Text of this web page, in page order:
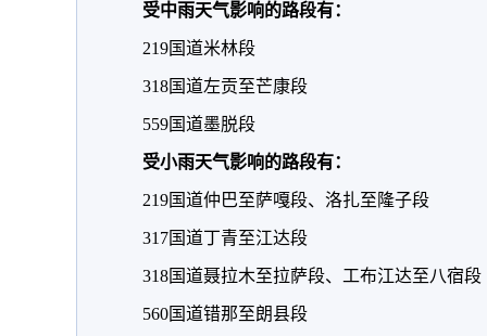
受中雨天气影响的路段有：
219国道米林段
318国道左贡至芒康段
559国道墨脱段
受小雨天气影响的路段有：
219国道仲巴至萨嘎段、洛扎至隆子段
317国道丁青至江达段
318国道聂拉木至拉萨段、工布江达至八宿段
560国道错那至朗县段